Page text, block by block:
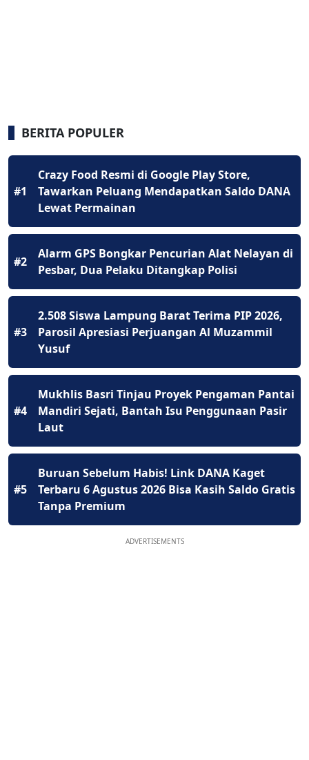
BERITA POPULER
#1
Crazy Food Resmi di Google Play Store,
Tawarkan Peluang Mendapatkan Saldo DANA
Lewat Permainan
#2
Alarm GPS Bongkar Pencurian Alat Nelayan di
Pesbar, Dua Pelaku Ditangkap Polisi
#3
2.508 Siswa Lampung Barat Terima PIP 2026,
Parosil Apresiasi Perjuangan Al Muzammil
Yusuf
#4
Mukhlis Basri Tinjau Proyek Pengaman Pantai
Mandiri Sejati, Bantah Isu Penggunaan Pasir
Laut
#5
Buruan Sebelum Habis! Link DANA Kaget
Terbaru 6 Agustus 2026 Bisa Kasih Saldo Gratis
Tanpa Premium
ADVERTISEMENTS